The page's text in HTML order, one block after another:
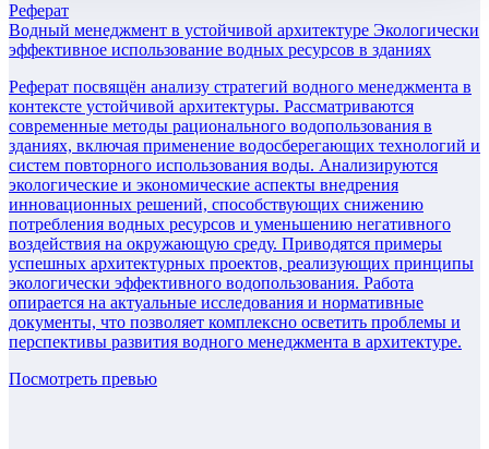
Реферат
Водный менеджмент в устойчивой архитектуре Экологически
эффективное использование водных ресурсов в зданиях
Реферат посвящён анализу стратегий водного менеджмента в
контексте устойчивой архитектуры. Рассматриваются
современные методы рационального водопользования в
зданиях, включая применение водосберегающих технологий и
систем повторного использования воды. Анализируются
экологические и экономические аспекты внедрения
инновационных решений, способствующих снижению
потребления водных ресурсов и уменьшению негативного
воздействия на окружающую среду. Приводятся примеры
успешных архитектурных проектов, реализующих принципы
экологически эффективного водопользования. Работа
опирается на актуальные исследования и нормативные
документы, что позволяет комплексно осветить проблемы и
перспективы развития водного менеджмента в архитектуре.
Посмотреть превью